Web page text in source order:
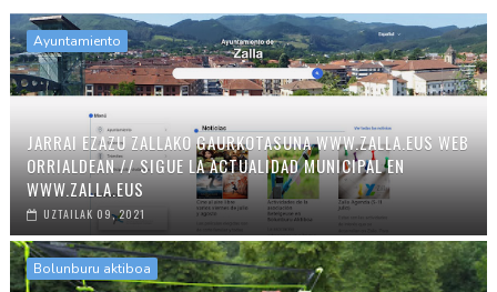
Ayuntamiento
JARRAI EZAZU ZALLAKO GAURKOTASUNA WWW.ZALLA.EUS WEB
ORRIALDEAN // SIGUE LA ACTUALIDAD MUNICIPAL EN
WWW.ZALLA.EUS
UZTAILAK 09, 2021
Bolunburu aktiboa